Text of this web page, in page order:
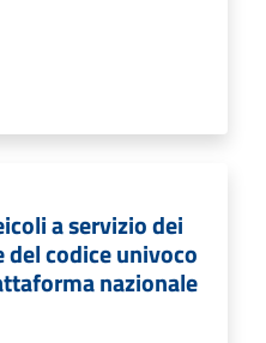
a servizio dei
codice univoco
nazionale